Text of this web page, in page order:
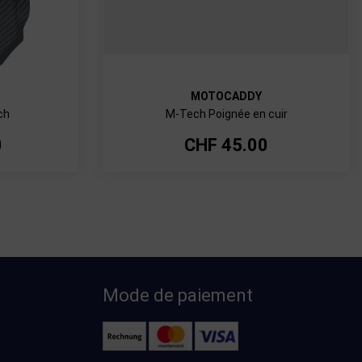
MOTOCADDY
M-Tech Poignée en cuir
CHF 45.00
Mode de paiement